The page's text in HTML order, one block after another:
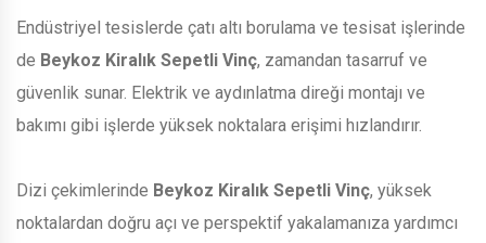
Endüstriyel tesislerde çatı altı borulama ve tesisat işlerinde
de Beykoz Kiralık Sepetli Vinç, zamandan tasarruf ve
güvenlik sunar. Elektrik ve aydınlatma direği montajı ve
bakımı gibi işlerde yüksek noktalara erişimi hızlandırır.
Dizi çekimlerinde Beykoz Kiralık Sepetli Vinç, yüksek
noktalardan doğru açı ve perspektif yakalamanıza yardımcı